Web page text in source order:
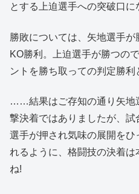
とする上迫選手への突破口に
勝敗については、矢地選手
KO勝利。上迫選手が勝つの
ントを勝ち取っての判定勝利
……結果はご存知の通り矢地
撃決着ではありましたが、
選手が押され気味の展開を
れるように、格闘技の決着
ね!